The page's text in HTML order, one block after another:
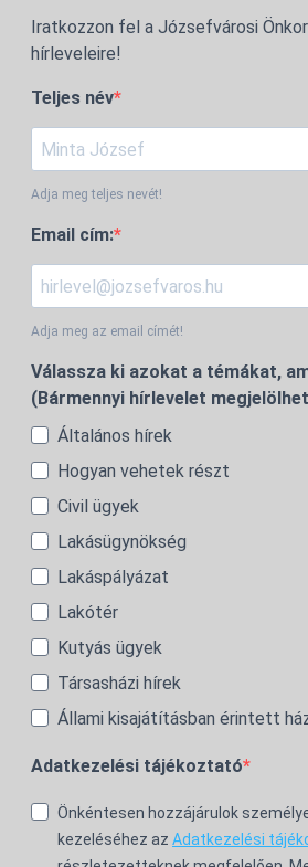
Iratkozzon fel a Józsefvárosi
hírleveleire!
Teljes név
Adja meg teljes nevét!
Email cím:
Adja meg az email címét!
Válassza ki azokat a témákat,
(Bármennyi hírlevelet
Általános hírek
Hogyan vehetek részt
Civil ügyek
Lakásügynökség
Lakáspályázat
Lakótér
Kutyás ügyek
Társasházi hírek
Állami kisajátításban érintett
Adatkezelési tájékoztató
Önkéntesen hozzájárulok
kezeléséhez az Adatkezelési